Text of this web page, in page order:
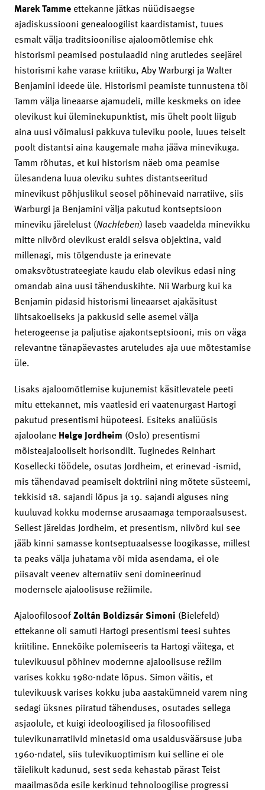
MarekTamme ettekanne jätkas nüüdisaegse
ajadiskussiooni genealoogilist kaardistamist, tuues
esmalt välja traditsioonilise ajaloomõtlemise ehk
historismi peamised postulaadid ning arutledes seejärel
historismi kahe varase kriitiku, Aby Warburgi ja Walter
Benjamini ideede üle. Historismi peamiste tunnustena tõi
Tamm välja lineaarse ajamudeli, mille keskmeks on idee
olevikust kui üleminekupunktist, mis ühelt poolt liigub
aina uusi võimalusi pakkuva tuleviku poole, luues teiselt
poolt distantsi aina kaugemale maha jääva minevikuga.
Tamm rõhutas, et kui historism näeb oma peamise
ülesandena luua oleviku suhtes distantseeritud
minevikust põhjuslikul seosel põhinevaid narratiive, siis
Warburgi ja Benjamini välja pakutud kontseptsioon
mineviku järelelust (Nachleben) laseb vaadelda minevikku
mitte niivõrd olevikust eraldi seisva objektina, vaid
millenagi, mis tõlgenduste ja erinevate
omaksvõtustrateegiate kaudu elab olevikus edasi ning
omandab aina uusi tähenduskihte. Nii Warburg kui ka
Benjamin pidasid historismi lineaarset ajakäsitust
lihtsakoeliseks ja pakkusid selle asemel välja
heterogeense ja paljutise ajakontseptsiooni, mis on väga
relevantne tänapäevastes aruteludes aja uue mõtestamise
üle.
Lisaks ajaloomõtlemise kujunemist käsitlevatele peeti
mitu ettekannet, mis vaatlesid eri vaatenurgast Hartogi
pakutud presentismi hüpoteesi. Esiteks analüüsis
ajaloolane Helge Jordheim (Oslo) presentismi
mõisteajalooliselt horisondilt. Tuginedes Reinhart
Kosellecki töödele, osutas Jordheim, et erinevad -ismid,
mis tähendavad peamiselt doktriini ning mõtete süsteemi,
tekkisid 18. sajandi lõpus ja 19. sajandi alguses ning
kuuluvad kokku modernse arusaamaga temporaalsusest.
Sellest järeldas Jordheim, et presentism, niivõrd kui see
jääb kinni samasse kontseptuaalsesse loogikasse, millest
ta peaks välja juhatama või mida asendama, ei ole
piisavalt veenev alternatiiv seni domineerinud
modernsele ajaloolisuse režiimile.
AjaloofilosoofZoltán Boldizsár Simoni (Bielefeld)
ettekanne oli samuti Hartogi presentismi teesi suhtes
kriitiline. Ennekõike polemiseeris ta Hartogi väitega, et
tulevikuusul põhinev modernne ajaloolisuse režiim
varises kokku 1980-ndate lõpus. Simon väitis, et
tulevikuusk varises kokku juba aastakümneid varem ning
sedagi üksnes piiratud tähenduses, osutades sellega
asjaolule, et kuigi ideoloogilised ja filosoofilised
tulevikunarratiivid minetasid oma usaldusväärsuse juba
1960-ndatel, siis tulevikuoptimism kui selline ei ole
täielikult kadunud, sest seda kehastab pärast Teist
maailmasõda esile kerkinud tehnoloogilise progressi